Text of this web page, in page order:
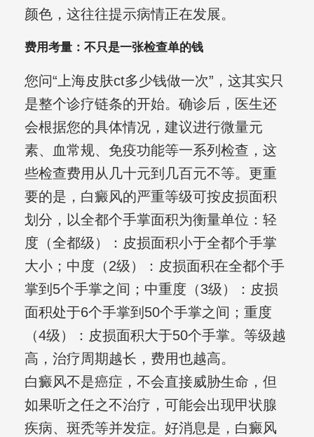
颜色，这往往提示病情正在发展。
费用考量：不只是一张检查单的钱
您问“上海皮肤ct多少钱做一次”，这其实只
是整个诊疗链条的开始。确诊后，医生还
会根据您的具体情况，建议进行微量元
素、血常规、免疫功能等一系列检查，这
些检查费用从几十元到几百元不等。更重
要的是，白癜风的严重等级可按皮损面积
划分，以全都个手掌面积为衡量单位：轻
度（全都级）：皮损面积小于全都个手掌
大小；中度（2级）：皮损面积在全都个手
掌到5个手掌之间；中重度（3级）：皮损
面积处于6个手掌到50个手掌之间；重度
（4级）：皮损面积大于50个手掌。等级越
高，治疗周期越长，费用也越高。
白癜风不是癌症，不会直接威胁生命，但
如果听之任之不治疗，可能会出现甲状腺
疾病、斑秃等并发症。好消息是，白癜风